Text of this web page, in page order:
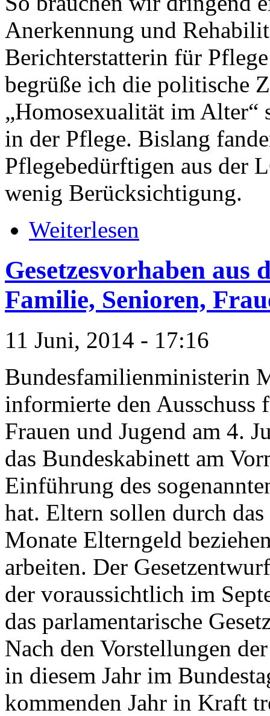
Anerkennung und
Berichterstatterin für
begrüße ich die politische
„Homosexualität im Alter“
in der Pflege. Bislang
Pflegebedürftigen aus der
wenig Berücksichtigung.
Weiterlesen
Gesetzesvorhaben
Familie, Senioren,
11 Juni, 2014 - 17:16
Bundesfamilienministerin
informierte den Ausschuss
Frauen und Jugend am 4.
das Bundeskabinett am
Einführung des
hat. Eltern sollen durch
Monate Elterngeld
arbeiten. Der
der voraussichtlich im
das parlamentarische
Nach den Vorstellungen
in diesem Jahr im
kommenden Jahr in Kraft